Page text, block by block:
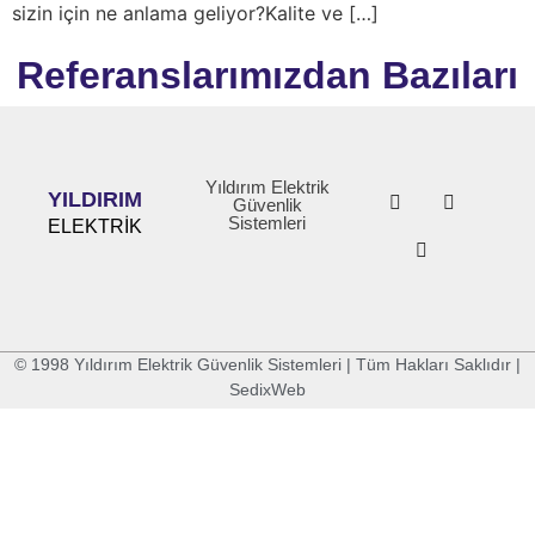
sizin için ne anlama geliyor?Kalite ve […]
Referanslarımızdan Bazıları
YILDIRIM
ELEKTRİK
Yıldırım Elektrik
Güvenlik
Sistemleri
© 1998 Yıldırım Elektrik Güvenlik Sistemleri | Tüm Hakları Saklıdır |
SedixWeb